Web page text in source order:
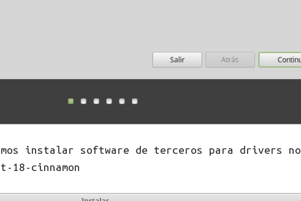
instalar software de terceros para drivers no
cinnamon